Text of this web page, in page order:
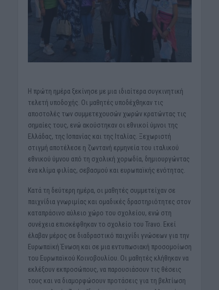
Η πρώτη ημέρα ξεκίνησε με μια ιδιαίτερα συγκινητική
τελετή υποδοχής. Οι μαθητές υποδέχθηκαν τις
αποστολές των συμμετεχουσών χωρών κρατώντας τις
σημαίες τους, ενώ ακούστηκαν οι εθνικοί ύμνοι της
Ελλάδας, της Ισπανίας και της Ιταλίας. Ξεχωριστή
στιγμή αποτέλεσε η ζωντανή ερμηνεία του ιταλικού
εθνικού ύμνου από τη σχολική χορωδία, δημιουργώντας
ένα κλίμα φιλίας, σεβασμού και ευρωπαϊκής ενότητας.
Κατά τη δεύτερη ημέρα, οι μαθητές συμμετείχαν σε
παιχνίδια γνωριμίας και ομαδικές δραστηριότητες στον
καταπράσινο αύλειο χώρο του σχολείου, ενώ στη
συνέχεια επισκέφθηκαν το σχολείο του Travo. Εκεί
έλαβαν μέρος σε διαδραστικό παιχνίδι γνώσεων για την
Ευρωπαϊκή Ένωση και σε μια εντυπωσιακή προσομοίωση
του Ευρωπαϊκού Κοινοβουλίου. Οι μαθητές κλήθηκαν να
εκλέξουν εκπροσώπους, να παρουσιάσουν τις θέσεις
τους και να διαμορφώσουν προτάσεις για τη βελτίωση